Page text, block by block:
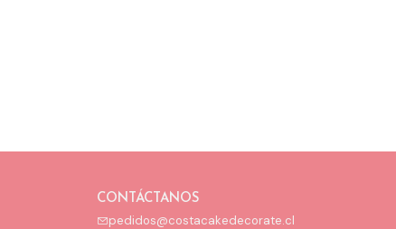
CONTÁCTANOS
pedidos@costacakedecorate.cl